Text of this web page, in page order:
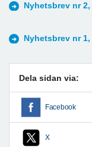
Nyhetsbrev nr
Nyhetsbrev nr
Dela sidan via:
Facebook
X